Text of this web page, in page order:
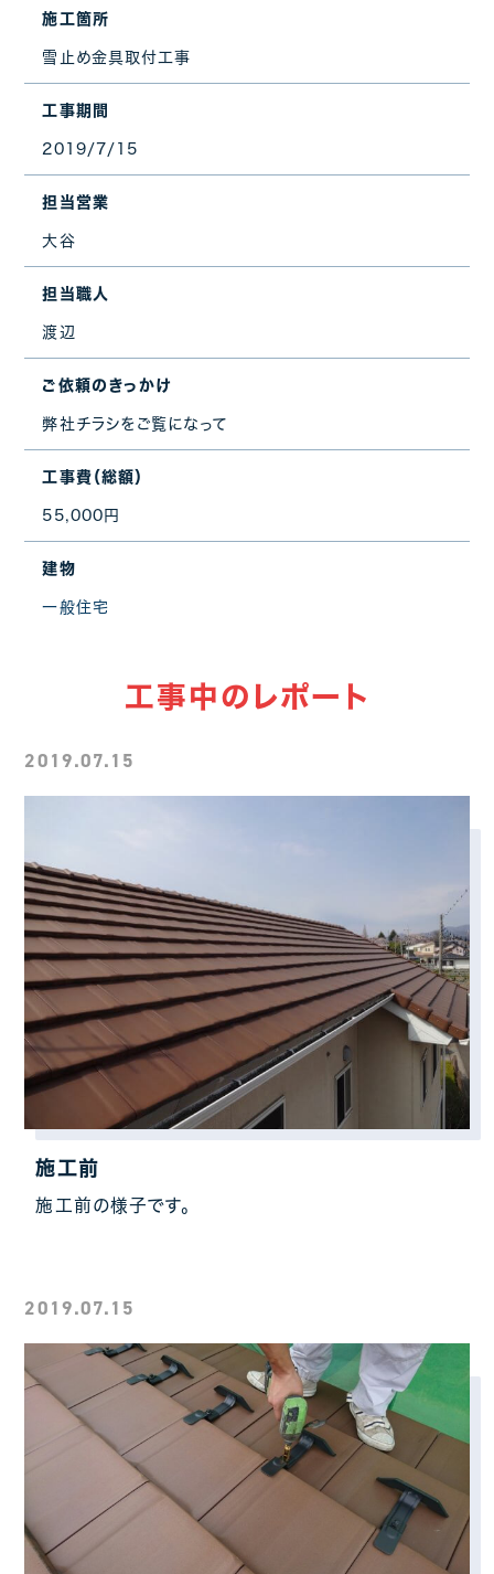
施工箇所
雪止め金具取付工事
工事期間
2019/7/15
担当営業
大谷
担当職人
渡辺
ご依頼のきっかけ
弊社チラシをご覧になって
工事費（総額）
55,000円
建物
一般住宅
工事中のレポート
2019.07.15
施工前
施工前の様子です。
2019.07.15